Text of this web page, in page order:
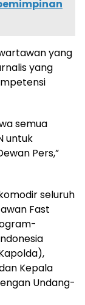
yang
yang
semua
untuk
Pers,”
seluruh
Fast
Kepala
Undang-